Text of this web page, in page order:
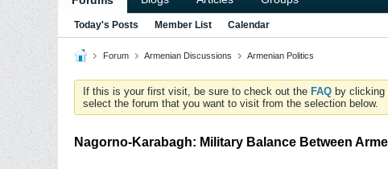
Today's Posts Member List Calendar
Forum Armenian Discussions Armenian Politics
If this is your first visit, be sure to check out the FAQ by
select the forum that you want to visit from the selection below.
Nagorno-Karabagh: Military Balance Between